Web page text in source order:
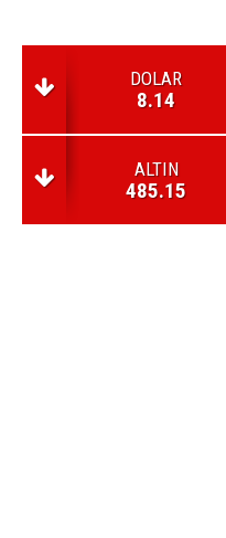
DOLAR
8.14
ALTIN
485.15